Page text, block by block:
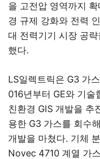
을 고전압 영역까지
경 규제 강화와 전력
대 전력기기 시장 공
했다.
LS일렉트릭은 G3 가
016년부터 GE와 기
친환경 GIS 개발을 추
용한 G3 가스를 회수
개발을 마쳤다. 기체
Novec 4710 계열 가